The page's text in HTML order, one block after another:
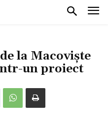
la Macoviște
un proiect